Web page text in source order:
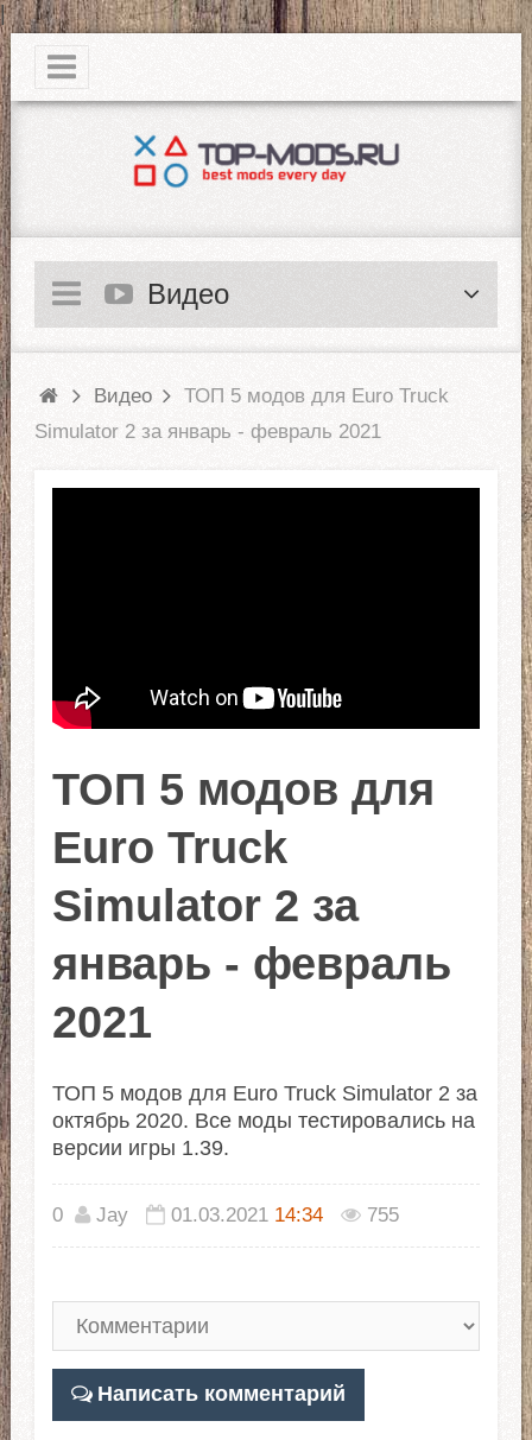
|
Видео
Видео
ТОП 5 модов для Euro Truck
Simulator 2 за январь - февраль 2021
ТОП 5 модов для
Euro Truck
Simulator 2 за
январь - февраль
2021
ТОП 5 модов для Euro Truck Simulator 2 за
октябрь 2020. Все моды тестировались на
версии игры 1.39.
Jay 01.03.2021 14:34 755
0
Написать комментарий